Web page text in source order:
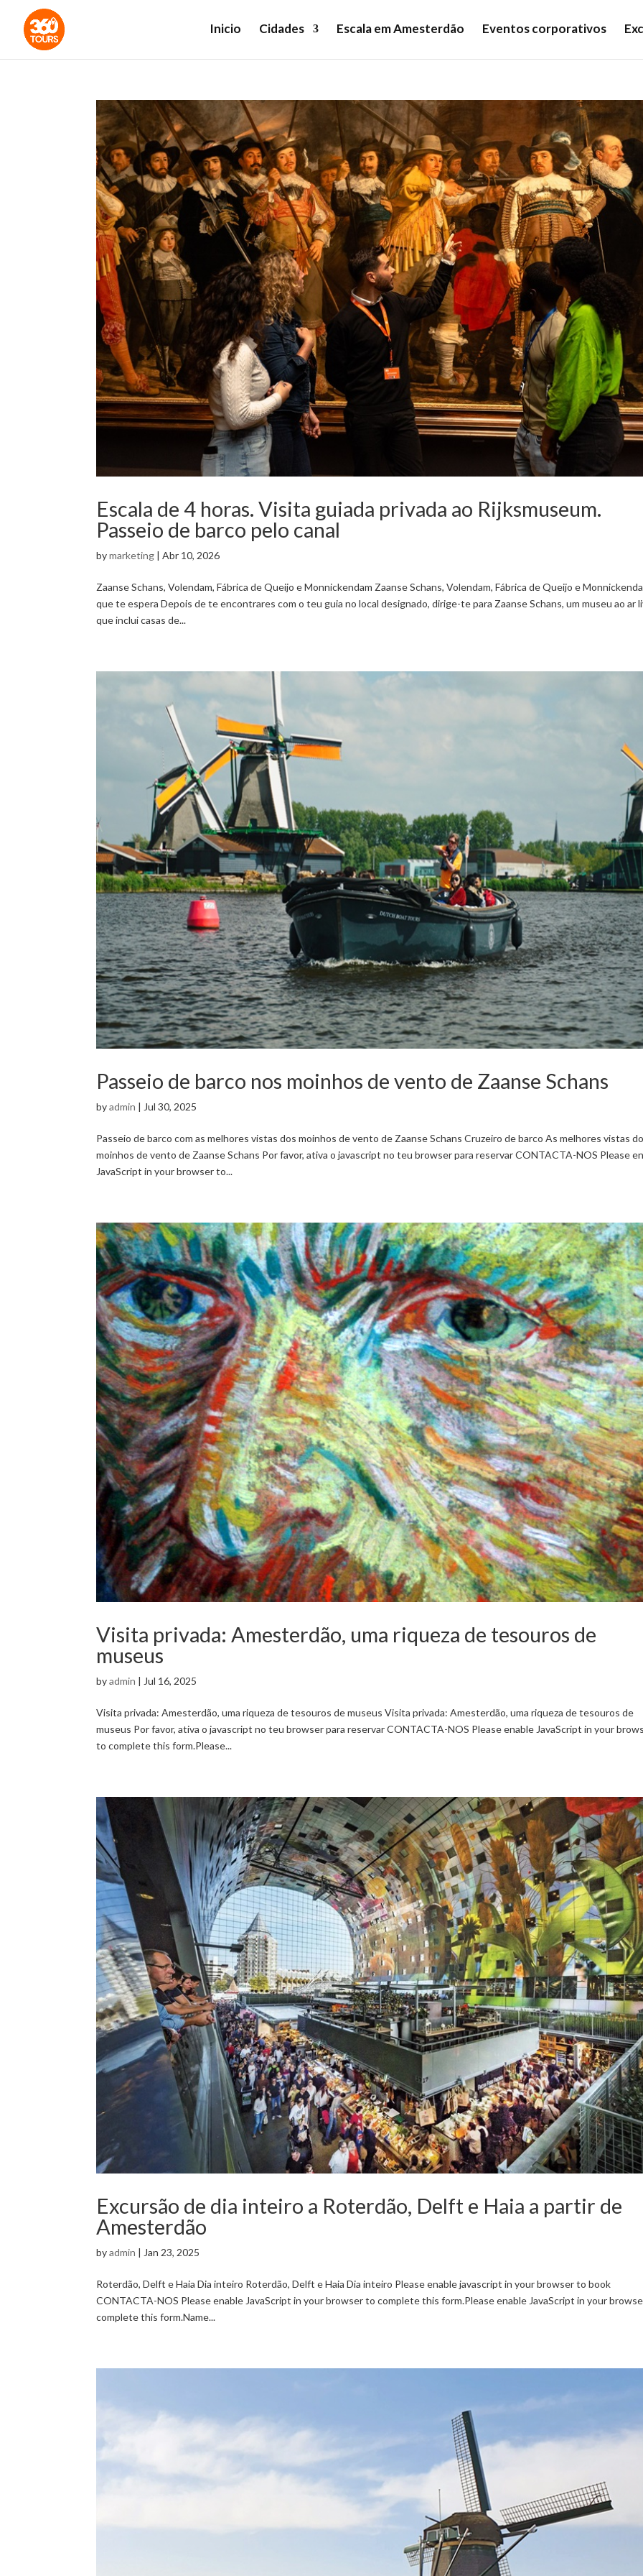
Inicio Cidades Escala em Amesterdão Eventos corporativos
Escala de 4 horas. Visita guiada privada ao Rijksmuseum.
Passeio de barco pelo canal
bymarketing |Abr 10, 2026
Zaanse Schans, Volendam, Fábrica de Queijo e Monnickendam Zaanse Schans, Volendam, Fábrica de Queijo e
que te espera Depois de te encontrares com o teu guia no local designado, dirige-te para Zaanse Schans, um museu ao ar
que inclui casas de...
Passeio de barco nos moinhos de vento de Zaanse Schans
byadmin | Jul 30, 2025
Passeio de barco com as melhores vistas dos moinhos de vento de Zaanse Schans Cruzeiro de barco As melhores vistas
moinhos de vento de Zaanse Schans Por favor, ativa o javascript no teu browser para reservar CONTACTA-NOS Please
JavaScript in your browser to...
Visita privada: Amesterdão, uma riqueza de tesouros de
museus
byadmin | Jul 16, 2025
Visita privada: Amesterdão, uma riqueza de tesouros de museus Visita privada: Amesterdão, uma riqueza de tesouros de
museus Por favor, ativa o javascript no teu browser para reservar CONTACTA-NOS Please enable JavaScript in your
to complete this form.Please...
Excursão de dia inteiro a Roterdão, Delft e Haia a partir de
Amesterdão
byadmin | Jan 23, 2025
Roterdão, Delft e Haia Dia inteiro Roterdão, Delft e Haia Dia inteiro Please enable javascript in your browser to book
CONTACTA-NOS Please enable JavaScript in your browser to complete this form.Please enable JavaScript in your
complete this form.Name...